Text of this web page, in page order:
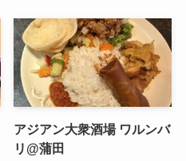
アジアン大衆酒場 ワルンバ
リ@蒲田